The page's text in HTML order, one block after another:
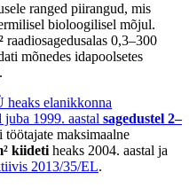
ranged piirangud, mis
bioloogilisel mõjul.
raadiosagedusalas 0,3–300
mõnedes idapoolsetes
heaks elanikkonna
1999. aastal sagedustel 2–
maksimaalne
kiideti heaks 2004. aastal ja
2013/35/EL.